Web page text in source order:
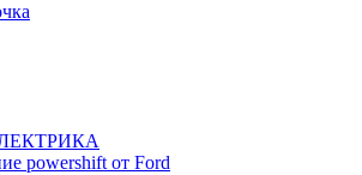
powershift от Ford